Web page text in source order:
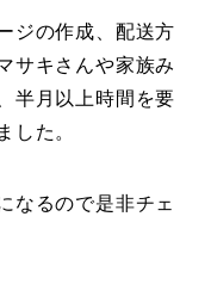
ジの作成、配送方
サキさんや家族み
半月以上時間を要
した。
なるので是非チェ